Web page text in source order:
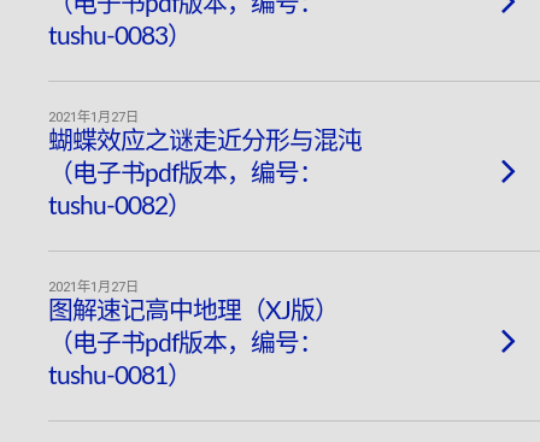
tushu-0083）
2021年1月27日
蝴蝶效应之谜走近分形与混沌
（电子书pdf版本，编号：
tushu-0082）
2021年1月27日
图解速记高中地理（XJ版）
（电子书pdf版本，编号：
tushu-0081）